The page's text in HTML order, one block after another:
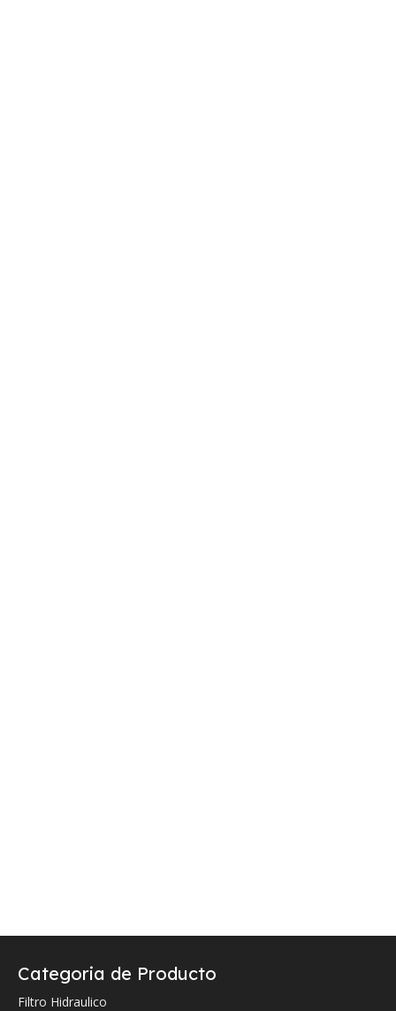
Categoria de Producto
Filtro Hidraulico